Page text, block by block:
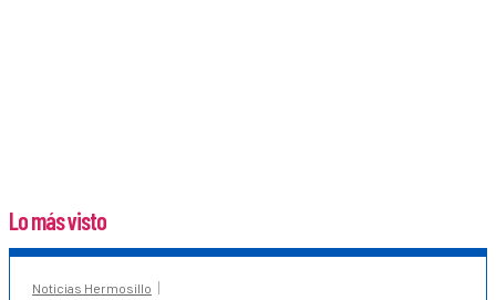
Lo más visto
Noticias Hermosillo